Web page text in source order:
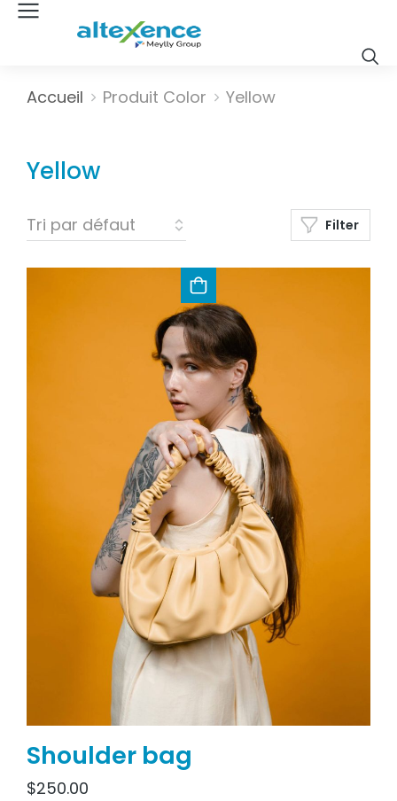
Vous êtes ici :
Accueil Produit Color Yellow
Yellow
Filter
Shoulder bag
$250.00